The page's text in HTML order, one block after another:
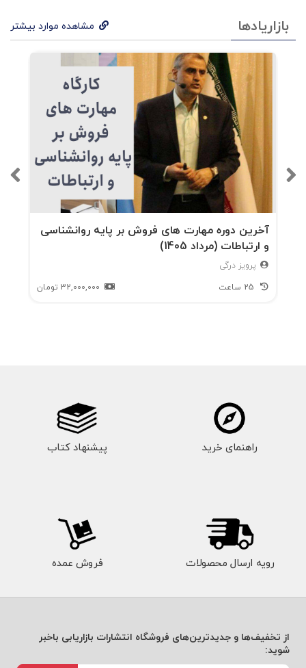
اس
ت.
بازاریادها مشاهده موارد بیشتر
آخرین دوره مهارت های فروش بر پایه روانشناسی
و ارتباطات (مرداد 1405)
پرویز درگی
32,000,000 تومان
راهنمای خرید پیشنهاد کتاب
رویه ارسال محصولات فروش عمده
از تخفیف‌ها و جدیدترین‌های فروشگاه انتشارات بازاریابی باخبر
شوید: